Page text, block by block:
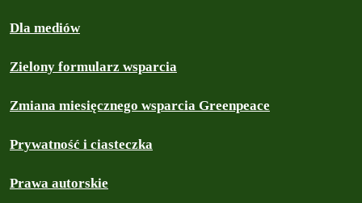
Dla mediów
Zielony formularz wsparcia
Zmiana miesięcznego wsparcia Greenpeace
Prywatność i ciasteczka
Prawa autorskie